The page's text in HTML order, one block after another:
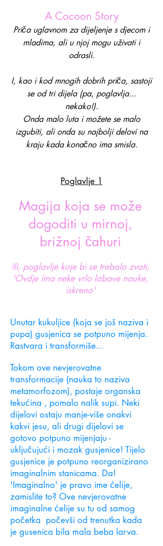
A Cocoon Story
Priča uglavnom za dijeljenje s djecom i
mladima, ali u njoj mogu uživati i
odrasli.
I, kao i kod mnogih dobrih priča, sastoji
se od tri dijela (pa, poglavlja...
nekako!).
Onda malo luta i možete se malo
izgubiti, ali onda su najbolji delovi na
kraju kada konačno ima smisla.
Poglavlje 1
Magija koja se može
dogoditi u mirnoj,
brižnoj čahuri
Ili, poglavlje koje bi se trebalo zvati,
'Ovdje ima neke vrlo labave nauke,
iskreno'
Unutar kukuljice (koja se još naziva i
pupa) gusjenica se potpuno mijenja.
Rastvara i transformiše...
Tokom ove nevjerovatne
transformacije (nauka to naziva
metamorfozom), postaje organska
tekućina , pomalo nalik supi. Neki
dijelovi ostaju manje-više onakvi
kakvi jesu, ali drugi dijelovi se
gotovo potpuno mijenjaju -
uključujući i mozak gusjenice! Tijelo
gusjenice je potpuno reorganizirano
imaginalnim stanicama. Da!
'Imaginalno' je pravo ime ćelije,
zamislite to? Ove nevjerovatne
imaginalne ćelije su tu od samog
početka počevši od trenutka kada
je gusenica bila mala beba larva.